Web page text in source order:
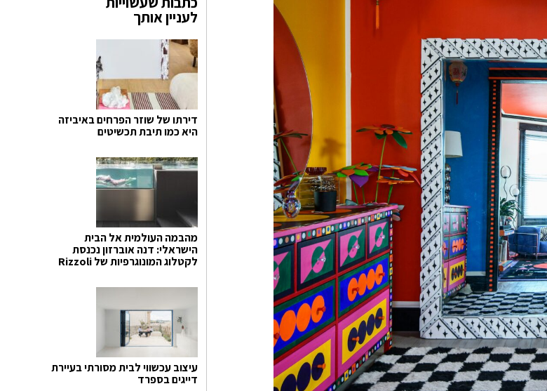
לעניין אותך
דירתו של שוזר הפרחים באיביזה
היא כמו תיבת תכשיטים
מהבמה העולמית אל הבית
הישראלי: דנה אוברזון נכנסת
לקטלוג המונוגרפיות של Rizzoli
עיצוב עכשווי לבית מסורתי בעיירת
דייגים בספרד